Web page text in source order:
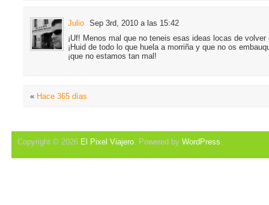
Julio Sep 3rd, 2010 a las 15:42
¡Uf! Menos mal que no teneis esas ideas locas de volver
¡Huid de todo lo que huela a morriña y que no os
¡que no estamos tan mal!
« Hace 365 días
Copyright © 2026 El Pixel Viajero. Powered by WordPress.